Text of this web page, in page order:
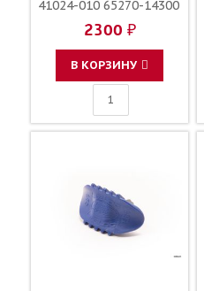
41024-010 65270-14300
2300 ₽
В КОРЗИНУ